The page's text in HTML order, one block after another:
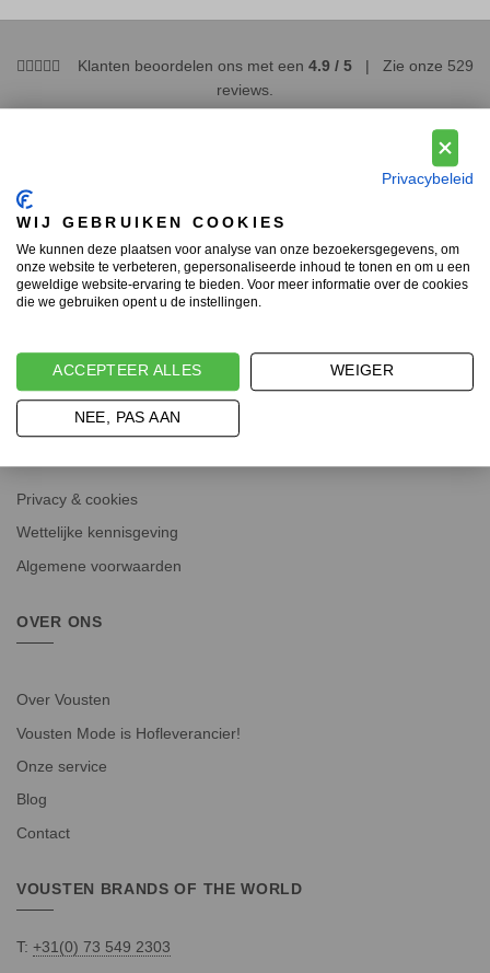
Klanten beoordelen ons met een 4.9 / 5 | Zie onze 529
reviews
Veelgestelde vragen (FAQ)
Betaling
Verzending en levering
Advies
WETTELIJK
Privacy & cookies
Wettelijke kennisgeving
Algemene voorwaarden
OVER ONS
Over Vousten
Vousten Mode is Hofleverancier!
Onze service
Blog
Contact
VOUSTEN BRANDS OF THE WORLD
T: +31(0) 73 549 2303
Privacybeleid
WIJ GEBRUIKEN COOKIES
We kunnen deze plaatsen voor analyse van onze bezoekersgegevens, om
onze website te verbeteren, gepersonaliseerde inhoud te tonen en om u een
geweldige website-ervaring te bieden. Voor meer informatie over de cookies
die we gebruiken opent u de instellingen.
ACCEPTEER ALLES WEIGER
NEE, PAS AAN